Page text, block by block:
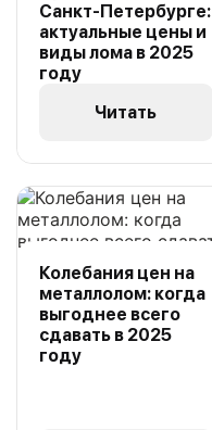
Санкт-Петербурге:
актуальные цены и
виды лома в 2025
году
Читать
Колебания цен на
металлолом: когда
выгоднее всего
сдавать в 2025
году